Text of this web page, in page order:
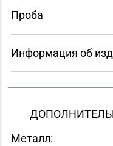
Проба
Информация об
Металл: